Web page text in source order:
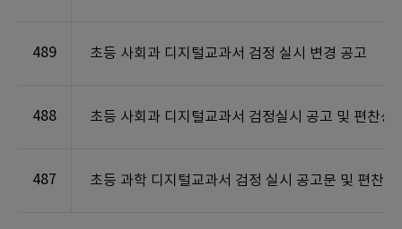
489 초등 사회과 디지털교과서 검정 실시 변경 공고
488 초등 사회과 디지털교과서 검정실시 공고 및 편찬상
487 초등 과학 디지털교과서 검정 실시 공고문 및 편찬상